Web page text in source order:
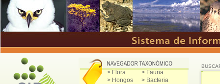
> Flora
> Fauna
> Hongos
> Bacteria